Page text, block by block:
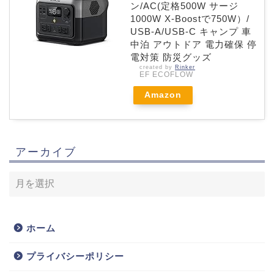
ン/AC(定格500W サージ
1000W X-Boostで750W）/
USB-A/USB-C キャンプ 車
中泊 アウトドア 電力確保 停
電対策 防災グッズ
created by Rinker
EF ECOFLOW
Amazon
アーカイブ
ホーム
プライバシーポリシー